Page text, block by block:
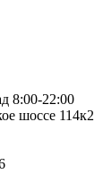
8:00-22:00
шоссе 114к2